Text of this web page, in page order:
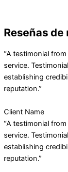
Reseñas
“A testimonial
service.
establishing
reputation.”
Client Name
“A testimonial
service.
establishing
reputation.”